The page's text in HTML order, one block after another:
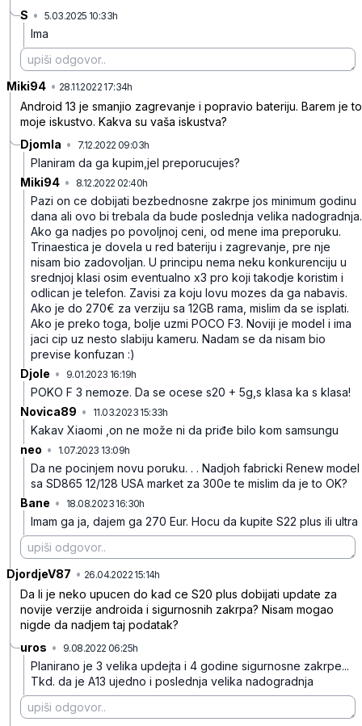
S • 5.03.2025 10:33h
Ima
Miki94 • 28.11.2022 17:34h
Android 13 je smanjio zagrevanje i popravio bateriju. Barem je to
moje iskustvo. Kakva su vaša iskustva?
Djomla • 7.12.2022 09:03h
Planiram da ga kupim,jel preporucujes?
Miki94 • 8.12.2022 02:40h
Pazi on ce dobijati bezbednosne zakrpe jos minimum godinu
dana ali ovo bi trebala da bude poslednja velika nadogradnja.
Ako ga nadjes po povoljnoj ceni, od mene ima preporuku.
Trinaestica je dovela u red bateriju i zagrevanje, pre nje
nisam bio zadovoljan. U principu nema neku konkurenciju u
srednjoj klasi osim eventualno x3 pro koji takodje koristim i
odlican je telefon. Zavisi za koju lovu mozes da ga nabavis.
Ako je do 270€ za verziju sa 12GB rama, mislim da se isplati.
Ako je preko toga, bolje uzmi POCO F3. Noviji je model i ima
jaci cip uz nesto slabiju kameru. Nadam se da nisam bio
previse konfuzan :)
Djole • 9.01.2023 16:19h
POKO F 3 nemoze. Da se ocese s20 + 5g,s klasa ka s klasa!
Novica89 • 11.03.2023 15:33h
Kakav Xiaomi ,on ne može ni da priđe bilo kom samsungu
neo • 1.07.2023 13:09h
Da ne pocinjem novu poruku. . . Nadjoh fabricki Renew model
sa SD865 12/128 USA market za 300e te mislim da je to OK?
Bane • 18.08.2023 16:30h
Imam ga ja, dajem ga 270 Eur. Hocu da kupite S22 plus ili ultra
DjordjeV87 • 26.04.2022 15:14h
Da li je neko upucen do kad ce S20 plus dobijati update za
novije verzije androida i sigurnosnih zakrpa? Nisam mogao
nigde da nadjem taj podatak?
uros • 9.08.2022 06:25h
Planirano je 3 velika updejta i 4 godine sigurnosne zakrpe...
Tkd. da je A13 ujedno i poslednja velika nadogradnja